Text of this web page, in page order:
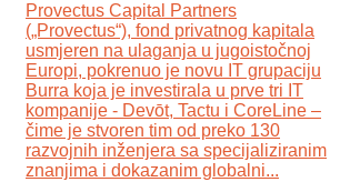
Provectus Capital Partners
(„Provectus“), fond privatnog kapitala
usmjeren na ulaganja u jugoistočnoj
Europi, pokrenuo je novu IT grupaciju
Burra koja je investirala u prve tri IT
kompanije - Devōt, Tactu i CoreLine –
čime je stvoren tim od preko 130
razvojnih inženjera sa specijaliziranim
znanjima i dokazanim globalni...